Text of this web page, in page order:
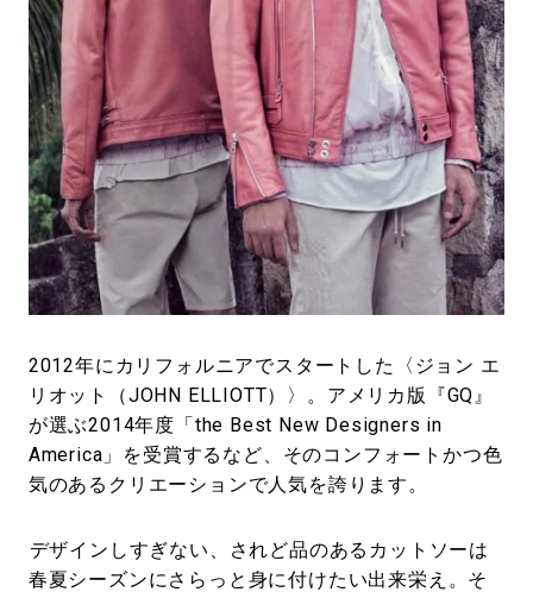
2012年にカリフォルニアでスタートした〈ジョン エ
リオット（JOHN ELLIOTT）〉。アメリカ版『GQ』
が選ぶ2014年度「the Best New Designers in
America」を受賞するなど、そのコンフォートかつ色
気のあるクリエーションで人気を誇ります。
デザインしすぎない、されど品のあるカットソーは
春夏シーズンにさらっと身に付けたい出来栄え。そ